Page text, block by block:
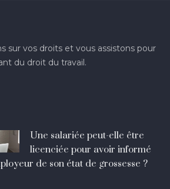
sur vos droits et vous assistons pour
du droit du travail.
Une salariée peut-elle être
licenciée pour avoir informé
de son état de grossesse ?